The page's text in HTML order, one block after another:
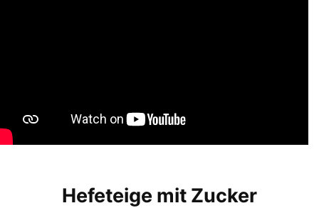
Hefeteige mit Zucker